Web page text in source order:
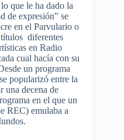
que le ha dado la
de expresión” se
en el Parvulario o
diferentes
en Radio
cual hacía con su
un programa
popularizó entre la
una decena de
en el que un
REC) emulaba a